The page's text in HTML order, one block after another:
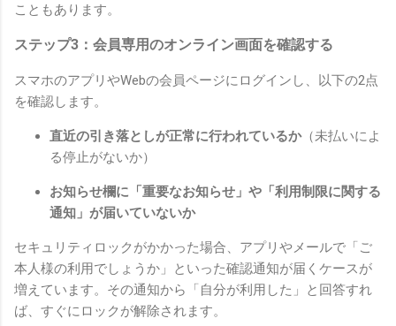
こともあります。
ステップ3：会員専用のオンライン画面を確認する
スマホのアプリやWebの会員ページにログインし、以下の2点
を確認します。
直近の引き落としが正常に行われているか（未払いによ
る停止がないか）
お知らせ欄に「重要なお知らせ」や「利用制限に関する
通知」が届いていないか
セキュリティロックがかかった場合、アプリやメールで「ご
本人様の利用でしょうか」といった確認通知が届くケースが
増えています。その通知から「自分が利用した」と回答すれ
ば、すぐにロックが解除されます。